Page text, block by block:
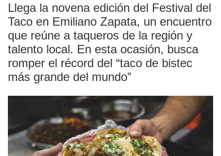
Llega la novena edición del Festival del
Taco en Emiliano Zapata, un encuentro
que reúne a taqueros de la región y
talento local. En esta ocasión, busca
romper el récord del “taco de bistec
más grande del mundo”